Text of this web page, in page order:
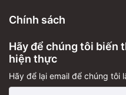
Chính sách
Hãy để chúng tôi biến
hiện thực
Hãy để lại email để chúng tôi